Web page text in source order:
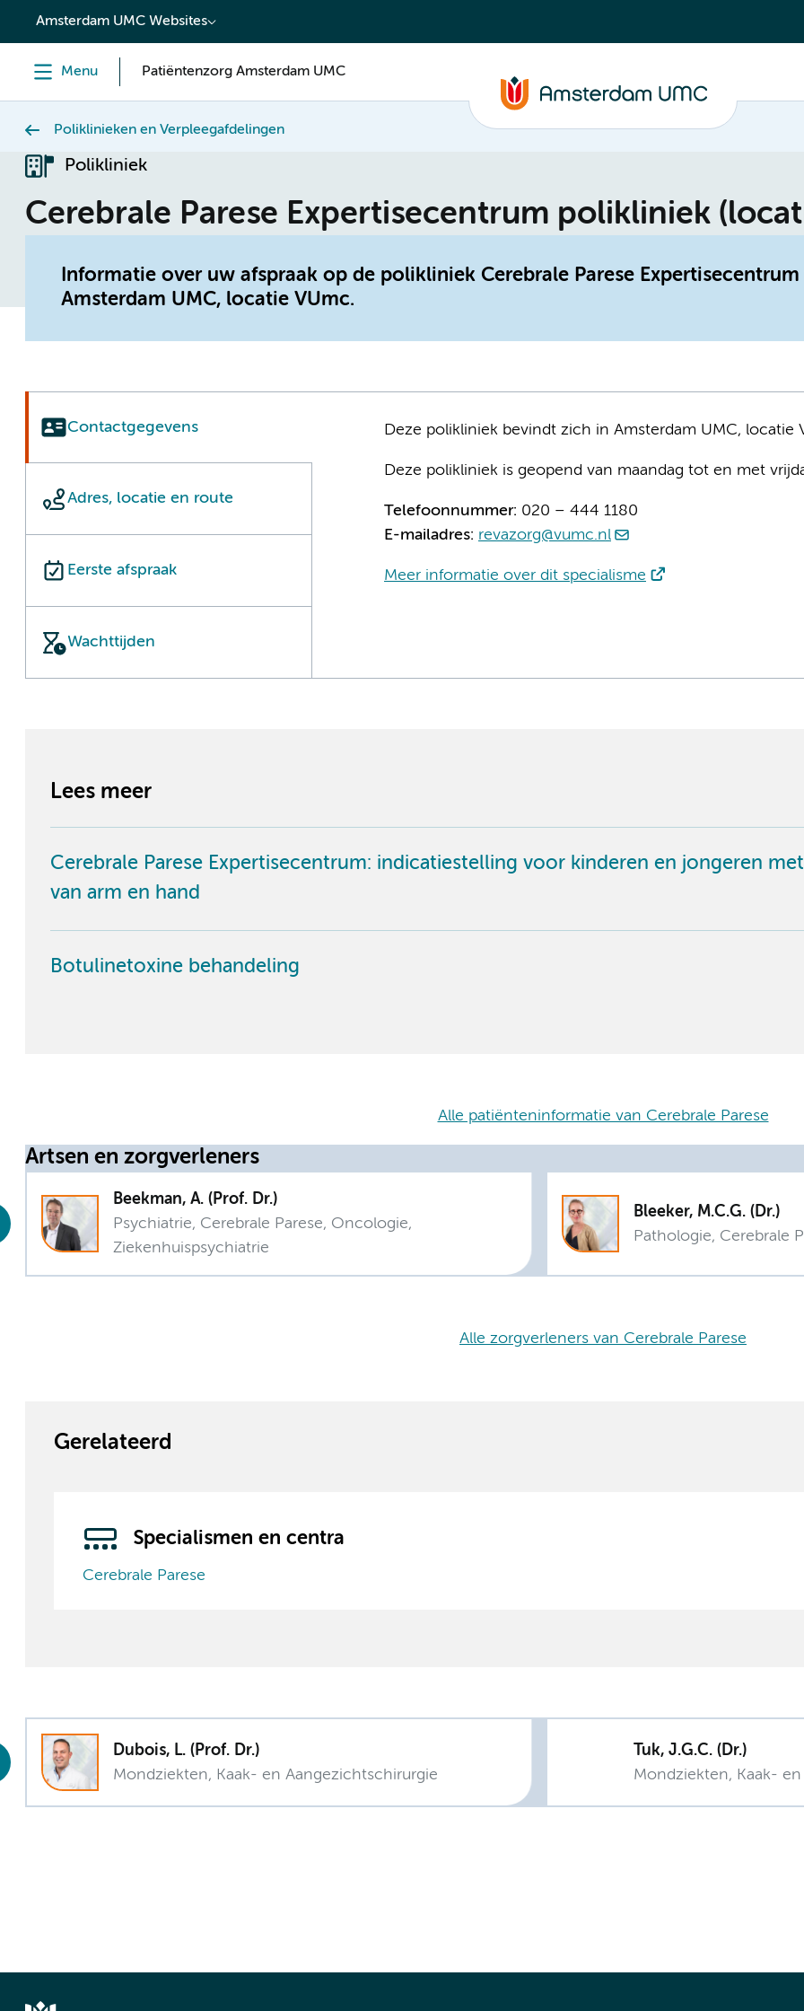
content
Amsterdam UMC Websites
Menu Patiëntenzorg Amsterdam UMC
Poliklinieken en Verpleegafdelingen
Polikliniek
Cerebrale Parese Expertisecentrum polikliniek
Informatie over uw afspraak op de polikliniek Cerebrale Parese Expertisecentrum
Amsterdam UMC, locatie VUmc.
Contactgegevens
Adres, locatie en route
Eerste afspraak
Wachttijden
Deze polikliniek bevindt zich in Amsterdam UMC, locatie
Deze polikliniek is geopend van maandag tot en met
Telefoonnummer: 020 – 444 1180
E-mailadres: revazorg@vumc.nl
Meer informatie over dit specialisme
Lees meer
Cerebrale Parese Expertisecentrum: indicatiestelling voor kinderen en jongeren
van arm en hand
Botulinetoxine behandeling
Alle patiënteninformatie van Cerebrale Parese
Artsen en zorgverleners
Beekman, A. (Prof. Dr.)
Psychiatrie, Cerebrale Parese, Oncologie,
Ziekenhuispsychiatrie
Bleeker, M.C.G. (Dr.)
Pathologie, Cerebrale
Alle zorgverleners van Cerebrale Parese
Gerelateerd
Specialismen en centra
Cerebrale Parese
Dubois, L. (Prof. Dr.)
Mondziekten, Kaak- en Aangezichtschirurgie
Tuk, J.G.C. (Dr.)
Mondziekten, Kaak-